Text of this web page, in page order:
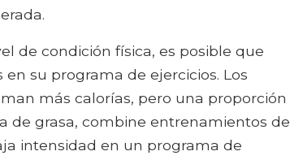
de condición física, es posible que
su programa de ejercicios. Los
más calorías, pero una proporción
de grasa, combine entrenamientos de
intensidad en un programa de